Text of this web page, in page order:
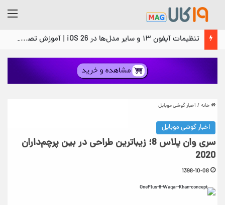
تنظیمات آیفون ۱۳ و سایر مدل‌ها در iOS 26 | آموزش تصویری و گام‌به‌گام
خانه / اخبار گوشی موبایل
اخبار گوشی موبایل
سری وان پلاس 8؛ زیباترین طراحی در بین پرچم‌داران
2020
1398-10-08